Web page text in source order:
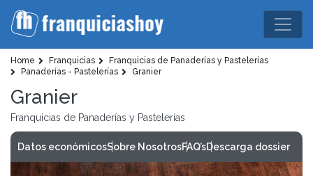
Home Franquicias
Franquicias de Panaderías y Pastelerías
Panaderías - Pastelerías
Granier
Granier
Franquicias de Panaderías y Pastelerías
Datos económicosSobre NosotrosFAQ’sDescarga dossier